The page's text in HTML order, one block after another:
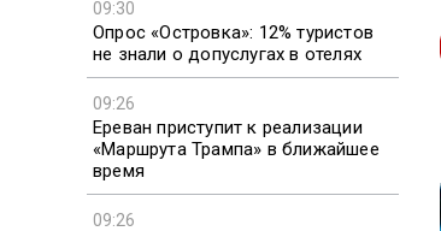
09:30
Опрос «Островка»: 12% туристов
не знали о допуслугах в отелях
09:26
Ереван приступит к реализации
«Маршрута Трампа» в ближайшее
время
09:26